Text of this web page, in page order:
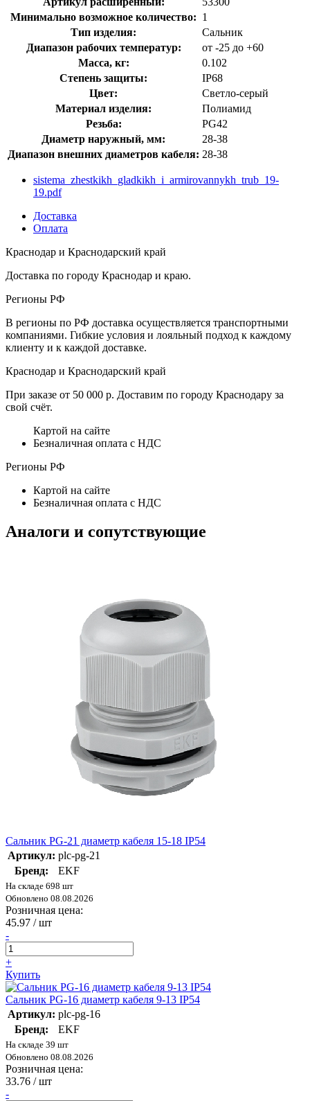
Минимально возможное количество: 1
Тип изделия:
Сальник
Диапазон рабочих температур:
от -25 до +60
Масса, кг:
0.102
Степень защиты:
IP68
Цвет:
Светло-серый
Материал изделия:
Полиамид
Резьба:
PG42
Диаметр наружный, мм:
28-38
Диапазон внешних диаметров кабеля: 28-38
sistema_zhestkikh_gladkikh_i_armirovannykh_trub_19-
19.pdf
Доставка
Оплата
Краснодар и Краснодарский край
Доставка по городу Краснодар и краю.
Регионы РФ
В регионы по РФ доставка осуществляется транспортными
компаниями. Гибкие условия и лояльный подход к каждому
клиенту и к каждой доставке.
Краснодар и Краснодарский край
При заказе от 50 000 р. Доставим по городу Краснодару за
свой счёт.
Картой на сайте
Безналичная оплата с НДС
Регионы РФ
Картой на сайте
Безналичная оплата с НДС
Аналоги и сопутствующие
Сальник PG-21 диаметр кабеля 15-18 IP54
Артикул: plc-pg-21
Бренд:
EKF
На складе 698 шт
Обновлено 08.08.2026
Розничная цена:
45.97 / шт
-
+
Купить
Сальник PG-16 диаметр кабеля 9-13 IP54
Артикул: plc-pg-16
Бренд:
EKF
На складе 39 шт
Обновлено 08.08.2026
Розничная цена:
33.76 / шт
-